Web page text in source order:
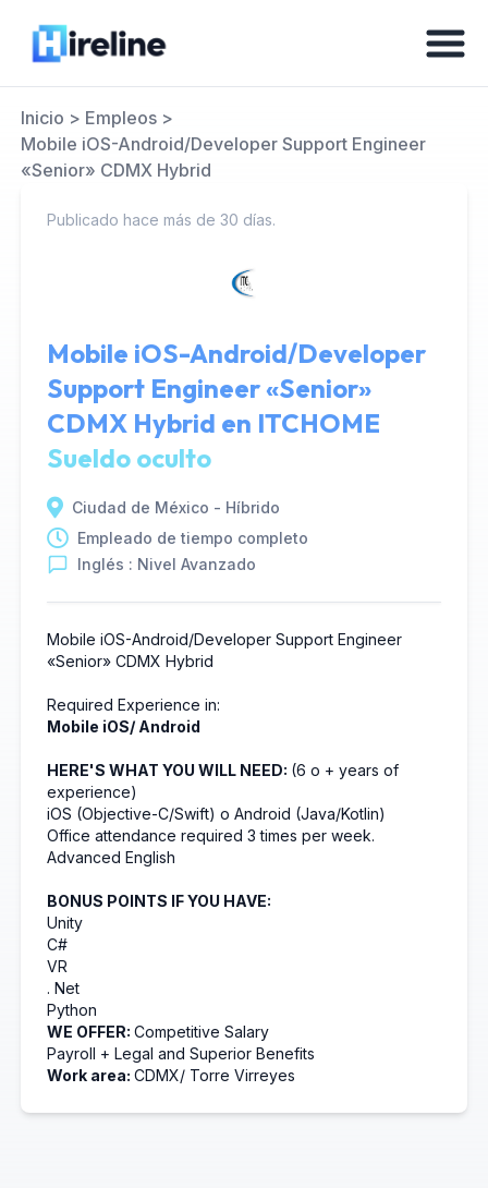
Inicio > Empleos>
Mobile iOS-Android/Developer Support Engineer
«Senior» CDMX Hybrid
Publicado hace más de 30 días.
Mobile iOS-Android/Developer
Support Engineer «Senior»
CDMX Hybrid en ITCHOME
Sueldo oculto
Ciudad de México - Híbrido
Empleado de tiempo completo
Inglés : Nivel Avanzado
Mobile iOS-Android/Developer Support Engineer
«Senior» CDMX Hybrid
Required Experience in:
Mobile iOS/ Android
HERE'S WHAT YOU WILL NEED: (6 o + years of
experience)
iOS (Objective-C/Swift) o Android (Java/Kotlin)
Office attendance required 3 times per week.
Advanced English
BONUS POINTS IF YOU HAVE:
Unity
C#
VR
. Net
Python
WE OFFER: Competitive Salary
Payroll + Legal and Superior Benefits
Work area: CDMX/ Torre Virreyes